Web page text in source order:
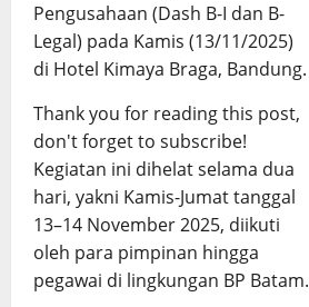
Pengusahaan (Dash B-I dan B-
Legal) pada Kamis (13/11/2025)
di Hotel Kimaya Braga, Bandung.
Thank you for reading this post,
don't forget to subscribe!
Kegiatan ini dihelat selama dua
hari, yakni Kamis-Jumat tanggal
13–14 November 2025, diikuti
oleh para pimpinan hingga
pegawai di lingkungan BP Batam.